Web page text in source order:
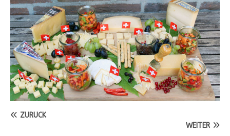
ZURÜCK
WEITER